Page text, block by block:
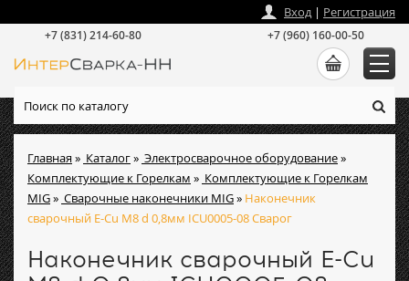
Главная» Каталог» Электросварочное оборудование»
Комплектующие к Горелкам » Комплектующие к Горелкам
MIG» Сварочные наконечники MIG» Наконечник
сварочный E-Cu М8 d 0,8мм ICU0005-08 Сварог
Наконечник сварочный E-Cu
Вход| Регистрация
+7 (831) 214-60-80 +7 (960) 160-00-50